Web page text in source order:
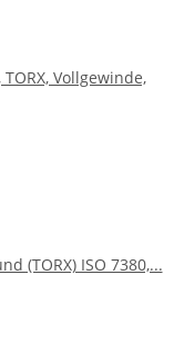
Vollgewinde,